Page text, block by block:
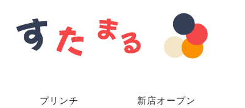
プリンチ 新店オープン